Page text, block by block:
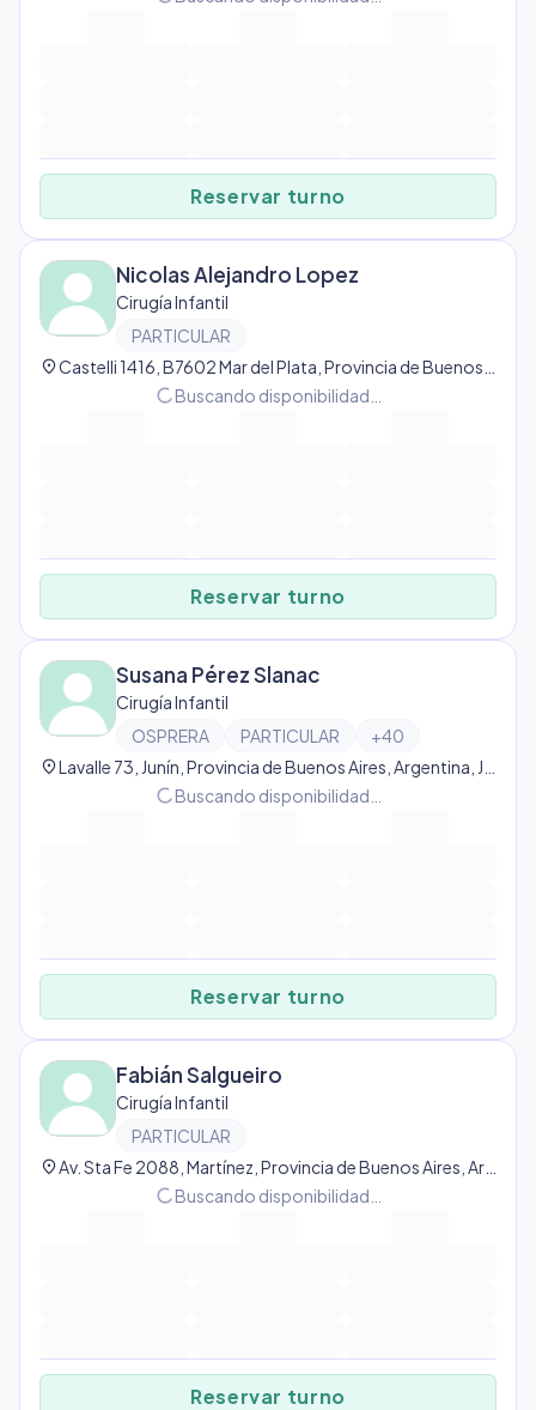
Reservar turno
Nicolas Alejandro Lopez
Cirugía Infantil
PARTICULAR
location_on
progress_activityBuscando disponibilidad…
Reservar turno
Susana Pérez Slanac
Cirugía Infantil
OSPRERA
PARTICULAR +40
location_on
progress_activityBuscando disponibilidad…
Reservar turno
Fabián Salgueiro
Cirugía Infantil
PARTICULAR
location_on
progress_activityBuscando disponibilidad…
Reservar turno